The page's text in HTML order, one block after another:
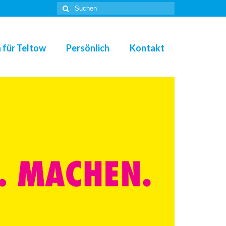
Suche
nach:
für Teltow Persönlich Kontakt